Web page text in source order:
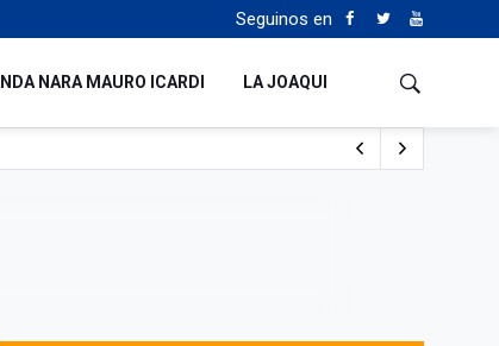
Seguinos en
NARA MAURO ICARDI LA JOAQUI
Lula da Silva